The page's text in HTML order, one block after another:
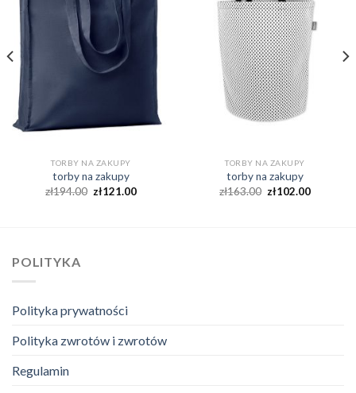
TORBY NA ZAKUPY
torby na zakupy
zł194.00 zł121.00
TORBY NA ZAKUPY
torby na zakupy
zł163.00 zł102.00
POLITYKA
Polityka prywatności
Polityka zwrotów i zwrotów
Regulamin